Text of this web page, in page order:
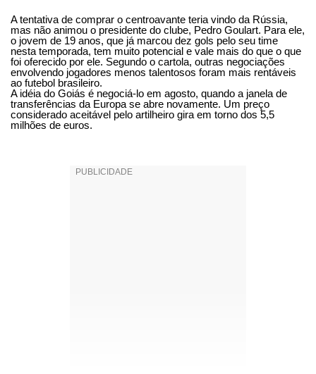
A tentativa de comprar o centroavante teria vindo da Rússia,
mas não animou o presidente do clube, Pedro Goulart. Para ele,
o jovem de 19 anos, que já marcou dez gols pelo seu time
nesta temporada, tem muito potencial e vale mais do que o que
foi oferecido por ele. Segundo o cartola, outras negociações
envolvendo jogadores menos talentosos foram mais rentáveis
ao futebol brasileiro.
A idéia do Goiás é negociá-lo em agosto, quando a janela de
transferências da Europa se abre novamente. Um preço
considerado aceitável pelo artilheiro gira em torno dos 5,5
milhões de euros.